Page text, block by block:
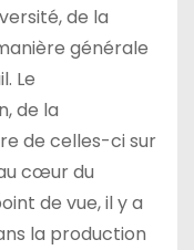
de la
générale
Le
de la
de celles-ci sur
cœur du
de vue, il y a
la production